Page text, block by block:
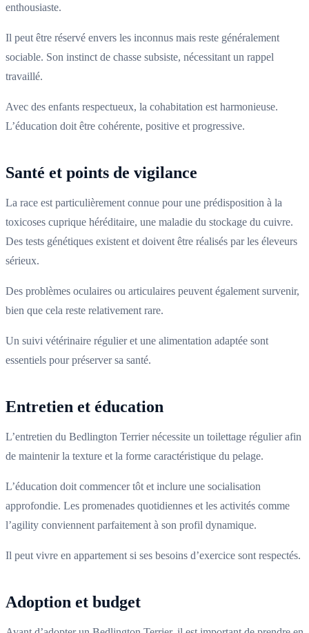
enthousiaste.
Il peut être réservé envers les inconnus mais reste généralement
sociable. Son instinct de chasse subsiste, nécessitant un rappel
travaillé.
Avec des enfants respectueux, la cohabitation est harmonieuse.
L’éducation doit être cohérente, positive et progressive.
Santé et points de vigilance
La race est particulièrement connue pour une prédisposition à la
toxicoses cuprique héréditaire, une maladie du stockage du cuivre.
Des tests génétiques existent et doivent être réalisés par les éleveurs
sérieux.
Des problèmes oculaires ou articulaires peuvent également survenir,
bien que cela reste relativement rare.
Un suivi vétérinaire régulier et une alimentation adaptée sont
essentiels pour préserver sa santé.
Entretien et éducation
L’entretien du Bedlington Terrier nécessite un toilettage régulier afin
de maintenir la texture et la forme caractéristique du pelage.
L’éducation doit commencer tôt et inclure une socialisation
approfondie. Les promenades quotidiennes et les activités comme
l’agility conviennent parfaitement à son profil dynamique.
Il peut vivre en appartement si ses besoins d’exercice sont respectés.
Adoption et budget